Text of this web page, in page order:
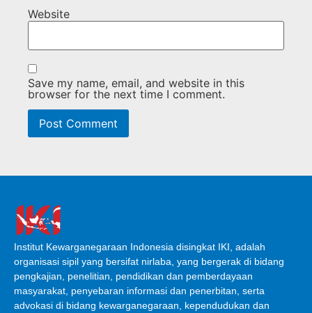
Website
Save my name, email, and website in this
browser for the next time I comment.
Institut Kewarganegaraan Indonesia disingkat IKI, adalah
organisasi sipil yang bersifat nirlaba, yang bergerak di bidang
pengkajian, penelitian, pendidikan dan pemberdayaan
masyarakat, penyebaran informasi dan penerbitan, serta
advokasi di bidang kewarganegaraan, kependudukan dan